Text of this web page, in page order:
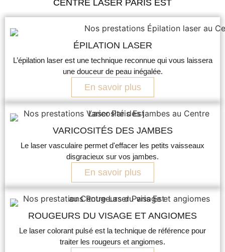
CENTRE LASER PARIS EST
ÉPILATION LASER
L’épilation laser est une technique reconnue qui vous laissera
une douceur de peau inégalée.
En savoir plus
VARICOSITÉS DES JAMBES
Le laser vasculaire permet d'effacer les petits vaisseaux
disgracieux sur vos jambes.
En savoir plus
ROUGEURS DU VISAGE ET ANGIOMES
Le laser colorant pulsé est la technique de référence pour
traiter les rougeurs et angiomes.